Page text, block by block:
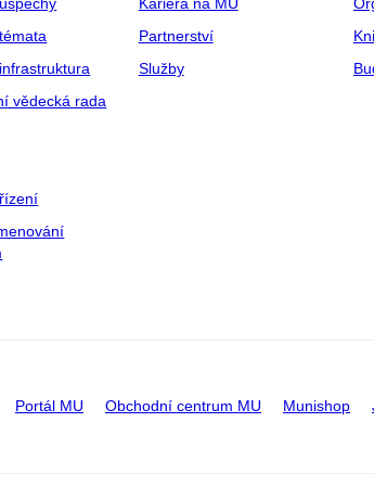
vědecká rada
Partnerství
Služby
Portál MU Obchodní centrum MU Munishop